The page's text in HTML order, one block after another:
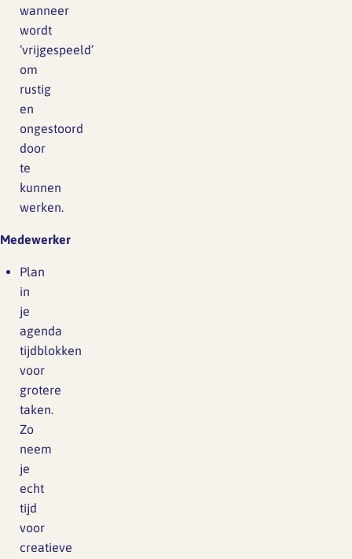
wanneer
wordt
‘vrijgespeeld’
om
rustig
en
ongestoord
door
te
kunnen
werken.
Medewerker
Plan
in
je
agenda
tijdblokken
voor
grotere
taken.
Zo
neem
je
echt
tijd
voor
creatieve